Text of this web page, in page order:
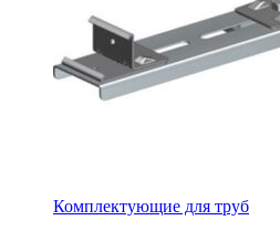
Комплектующие для труб